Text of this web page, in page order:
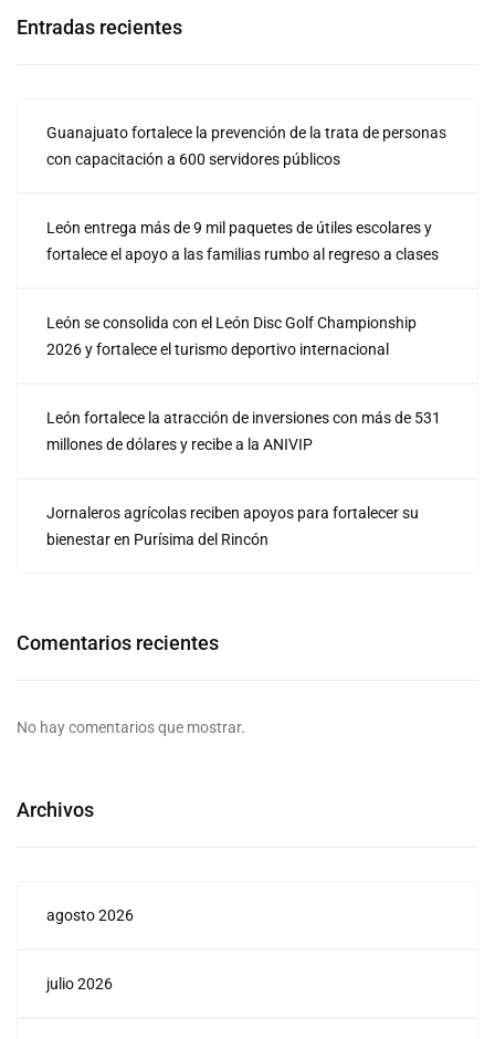
Entradas recientes
Guanajuato fortalece la prevención de la trata de personas
con capacitación a 600 servidores públicos
León entrega más de 9 mil paquetes de útiles escolares y
fortalece el apoyo a las familias rumbo al regreso a clases
León se consolida con el León Disc Golf Championship
2026 y fortalece el turismo deportivo internacional
León fortalece la atracción de inversiones con más de 531
millones de dólares y recibe a la ANIVIP
Jornaleros agrícolas reciben apoyos para fortalecer su
bienestar en Purísima del Rincón
Comentarios recientes
No hay comentarios que mostrar.
Archivos
agosto 2026
julio 2026